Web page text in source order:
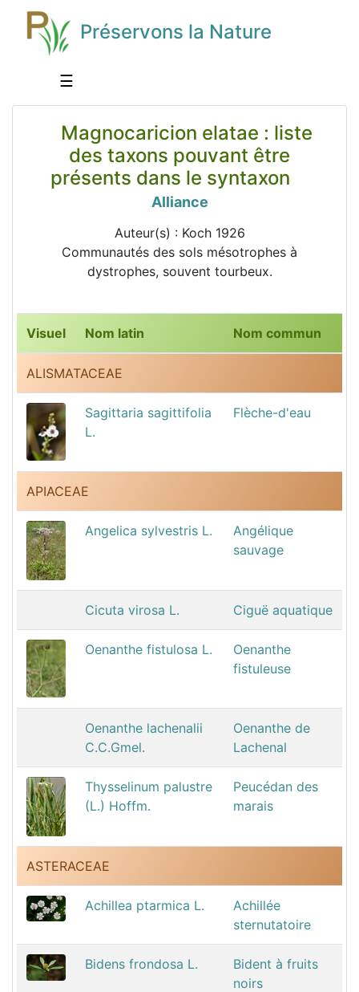
Préservons la Nature
☰
Magnocaricion elatae : liste
des taxons pouvant être
présents dans le syntaxon
Alliance
Auteur(s) : Koch 1926
Communautés des sols mésotrophes à
dystrophes, souvent tourbeux.
Visuel Nom latin Nom commun
ALISMATACEAE
Sagittaria sagittifolia
L.
Flèche-d'eau
APIACEAE
Angelica sylvestris L.
Angélique
sauvage
Cicuta virosa L. Ciguë aquatique
Oenanthe fistulosa L.
Oenanthe
fistuleuse
Oenanthe lachenalii
C.C.Gmel.
Oenanthe de
Lachenal
Thysselinum palustre
(L.) Hoffm.
Peucédan des
marais
ASTERACEAE
Achillea ptarmica L.
Achillée
sternutatoire
Bidens frondosa L.
Bident à fruits
noirs